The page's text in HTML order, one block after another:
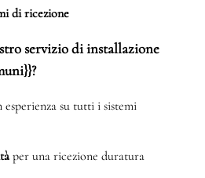
di ricezione
servizio di installazione
su tutti i sistemi
per una ricezione duratura